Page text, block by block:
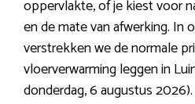
oppervlakte, of je kiest voor
en de mate van afwerking. In
verstrekken we de normale
vloerverwarming leggen in
donderdag, 6 augustus 2026).